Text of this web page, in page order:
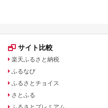
サイト比較
楽天ふるさと納税
ふるなび
ふるさとチョイス
さとふる